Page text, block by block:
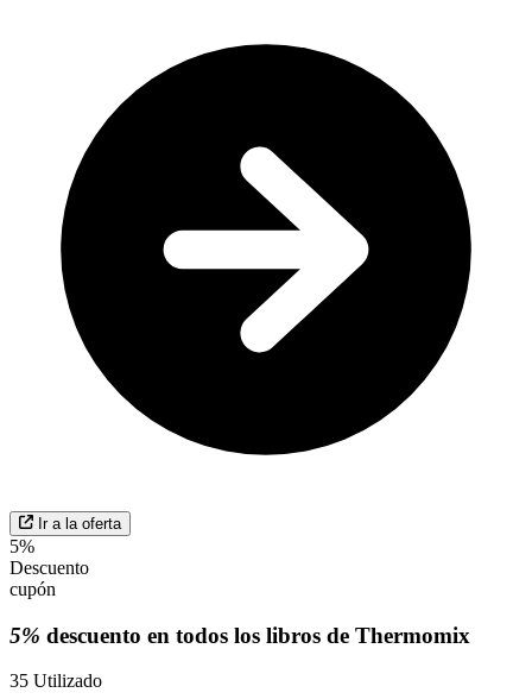
Ir a la oferta
5%
Descuento
cupón
5% descuento en todos los libros de Thermomix
35 Utilizado